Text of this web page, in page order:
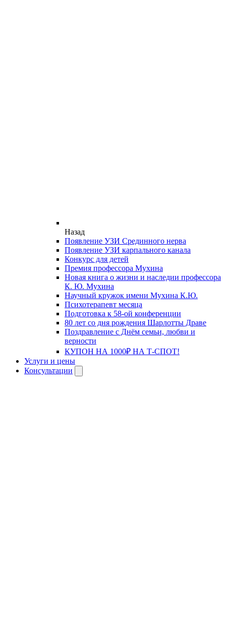
Назад
Появление УЗИ Срединного нерва
Появление УЗИ карпального канала
Конкурс для детей
Премия профессора Мухина
Новая книга о жизни и наследии профессора
К. Ю. Мухина
Научный кружок имени Мухина К.Ю.
Психотерапевт месяца
Подготовка к 58-ой конференции
80 лет со дня рождения Шарлотты Драве
Поздравление с Днём семьи, любви и
верности
КУПОН НА 1000₽ НА Т-СПОТ!
Услуги и цены
Консультации